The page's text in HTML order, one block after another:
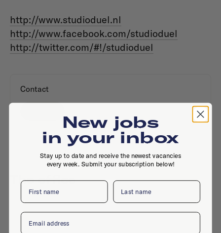
http://www.studioduel.nl
http://www.facebook.com/studioduel
http://twitter.com/#!/studioduel
Contact
The office
New jobs
in your inbox
Stay up to date and receive the newest vacancies
every week. Submit your subscription below!
First name Last name
Email